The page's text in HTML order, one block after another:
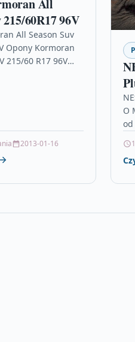
All
215/60R17 96V
All Season Suv
Opony Kormoran
215/60 R17 96V
2013-01-16
O